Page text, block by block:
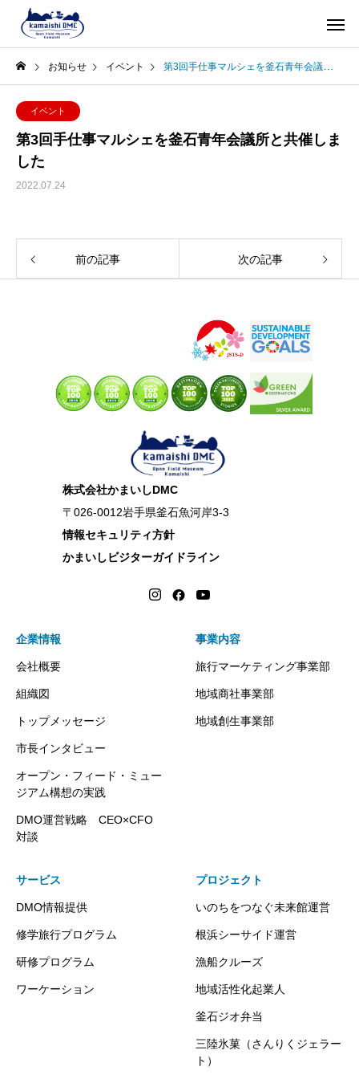
お知らせ イベント 第3回手仕事マルシェを釜石青年会議所と共催しました
イベント
第3回手仕事マルシェを釜石青年会議所と共催しま
した
2022.07.24
前の記事 次の記事
株式会社かまいしDMC
〒026-0012岩手県釜石魚河岸3-3
情報セキュリティ方針
かまいしビジターガイドライン
企業情報
会社概要
組織図
トップメッセージ
市長インタビュー
オープン・フィード・ミュー
ジアム構想の実践
DMO運営戦略 CEO×CFO
対談
事業内容
旅行マーケティング事業部
地域商社事業部
地域創生事業部
サービス
DMO情報提供
修学旅行プログラム
研修プログラム
ワーケーション
プロジェクト
いのちをつなぐ未来館運営
根浜シーサイド運営
漁船クルーズ
地域活性化起業人
釜石ジオ弁当
三陸氷菓（さんりくジェラー
ト）